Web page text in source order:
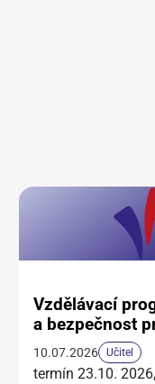
Vzdělávací
a bezpečnost
10.07.2026 Učitel
termín 23.10.